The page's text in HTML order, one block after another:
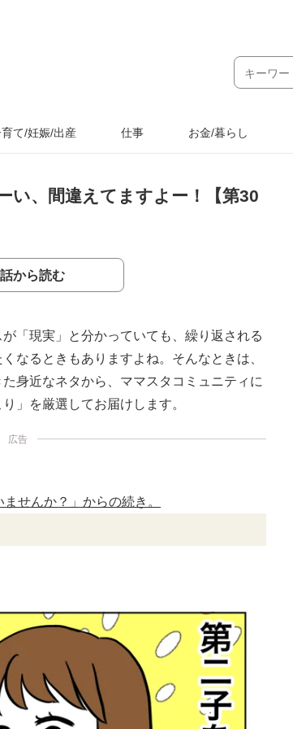
て/妊娠/出産 仕事 お金/暮らし
い、間違えてますよー！【第30
から読む
「現実」と分かっていても、繰り返される
なるときもありますよね。そんなときは、
身近なネタから、ママスタコミュニティに
」を厳選してお届けします。
広告
せんか？」からの続き。